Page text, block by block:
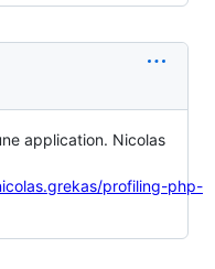
application. Nicolas
profiling-php-